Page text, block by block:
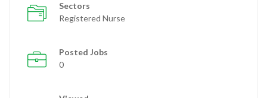
Sectors
Registered Nurse
Posted Jobs
0